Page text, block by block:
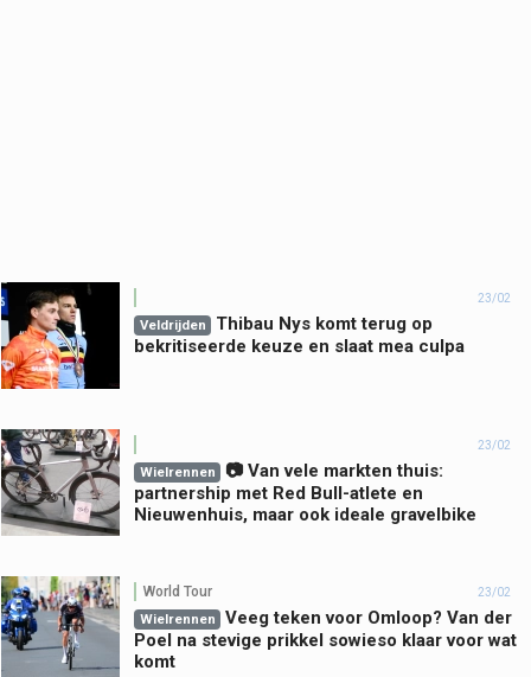
23/02
Veldrijden
Thibau Nys komt terug op
bekritiseerde keuze en slaat mea culpa
23/02
Wielrennen
📷 Van vele markten thuis:
partnership met Red Bull-atlete en
Nieuwenhuis, maar ook ideale gravelbike
World Tour 23/02
Wielrennen
Veeg teken voor Omloop? Van der
Poel na stevige prikkel sowieso klaar voor wat
komt